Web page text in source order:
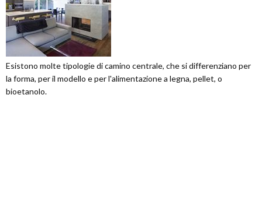
Esistono molte tipologie di camino centrale, che si differenziano per
la forma, per il modello e per l'alimentazione a legna, pellet, o
bioetanolo.